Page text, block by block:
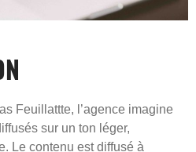
Feuillattte, l’agence imagine
sur un ton léger,
Le contenu est diffusé à